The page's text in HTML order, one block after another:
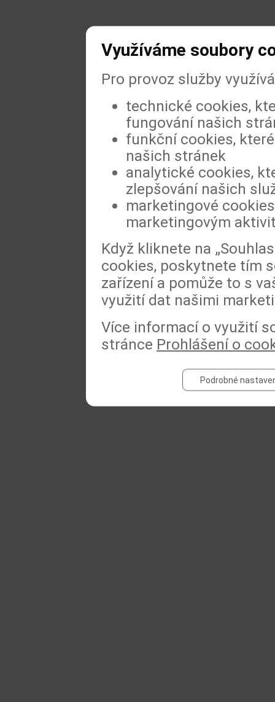
Využíváme soubory
Pro provoz služby
technické cookies,
fungování našich
funkční cookies,
našich stránek
analytické cookies,
zlepšování našich
marketingové
marketingovým
Když kliknete na
cookies, poskytnete tím
zařízení a pomůže to s
využití dat našimi
Více informací o využití
stránce Prohlášení o
Podrobné